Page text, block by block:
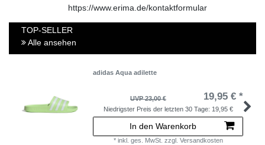
https://www.erima.de/kontaktformular
TOP-SELLER
Alle ansehen
adidas Aqua adilette
UVP 23,00 € 19,95 € *
Niedrigster Preis der letzten 30 Tage: 19,95 €
In den Warenkorb
* inkl. ges. MwSt. zzgl. Versandkosten